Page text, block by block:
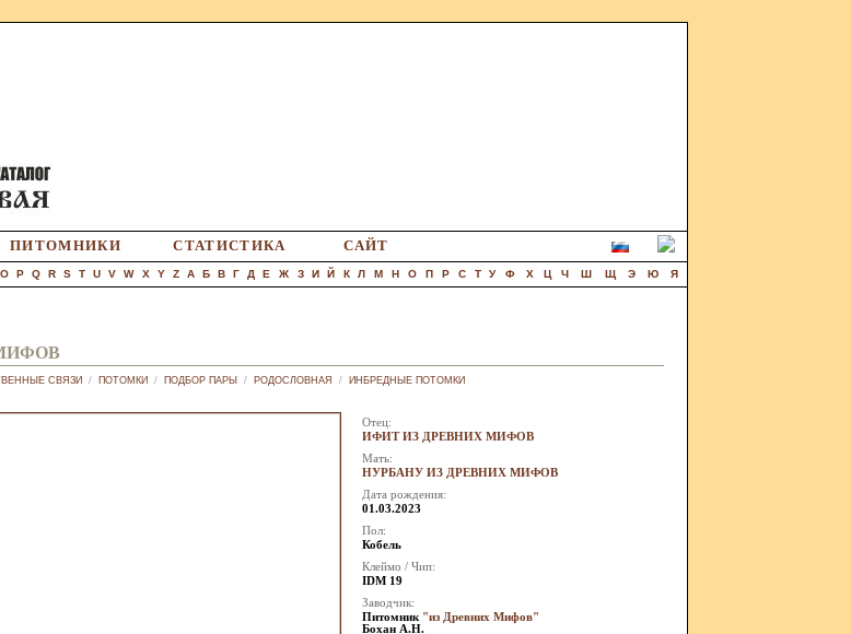
ПИТОМНИКИ СТАТИСТИКА САЙТ
O P Q R S T U V W X Y Z А Б В Г Д Е Ж З И Й К Л М Н О П Р С Т У Ф Х Ц Ч Ш Щ Э Ю Я
СВЯЗИ / ПОТОМКИ / ПОДБОР ПАРЫ / РОДОСЛОВНАЯ / ИНБРЕДНЫЕ ПОТОМКИ
Отец:
ИФИТ ИЗ ДРЕВНИХ МИФОВ
Мать:
НУРБАНУ ИЗ ДРЕВНИХ МИФОВ
Дата рождения:
01.03.2023
Пол:
Кобель
Клеймо / Чип:
IDM 19
Заводчик:
Питомник "из Древних Мифов"
Бохан А.Н.